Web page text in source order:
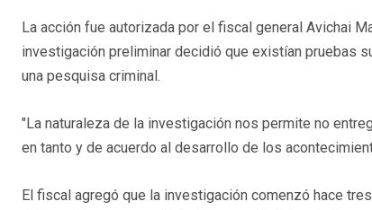
La acción fue autorizada por el fiscal general Avichai
investigación preliminar decidió que existían pruebas
una pesquisa criminal.
"La naturaleza de la investigación nos permite no
en tanto y de acuerdo al desarrollo de los
El fiscal agregó que la investigación comenzó hace